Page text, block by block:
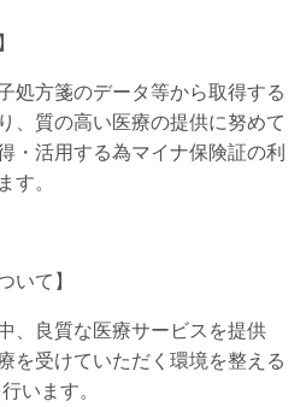
処方箋のデータ等から取得する
、質の高い医療の提供に努めて
・活用する為マイナ保険証の利
す。
いて】
、良質な医療サービスを提供
を受けていただく環境を整える
います。